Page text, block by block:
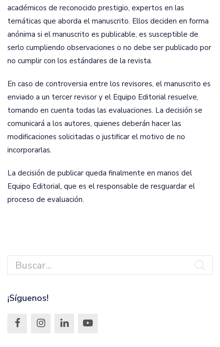
académicos de reconocido prestigio, expertos en las
temáticas que aborda el manuscrito. Ellos deciden en forma
anónima si el manuscrito es publicable, es susceptible de
serlo cumpliendo observaciones o no debe ser publicado por
no cumplir con los estándares de la revista.
En caso de controversia entre los revisores, el manuscrito es
enviado a un tercer revisor y el Equipo Editorial resuelve,
tomando en cuenta todas las evaluaciones. La decisión se
comunicará a los autores, quienes deberán hacer las
modificaciones solicitadas o justificar el motivo de no
incorporarlas.
La decisión de publicar queda finalmente en manos del
Equipo Editorial, que es el responsable de resguardar el
proceso de evaluación.
¡Síguenos!